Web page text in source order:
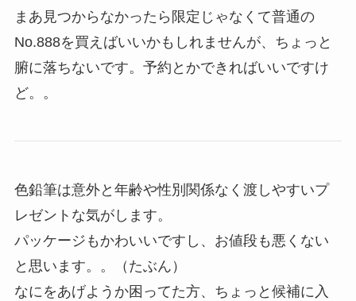
まあ見つからなかったら限定じゃなくて普通の
No.888を買えばいいかもしれませんが、ちょっと
腑に落ちないです。予約とかできればいいですけ
ど。。
色鉛筆は意外と年齢や性別関係なく渡しやすいプ
レゼントな気がします。
パッケージもかわいいですし、お値段も悪くない
と思います。。（たぶん）
なにをあげようか困ってた方、ちょっと候補に入